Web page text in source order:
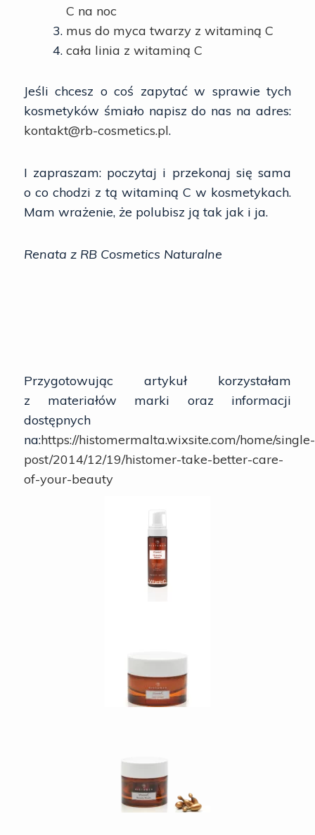
C na noc
mus do myca twarzy z witaminą C
cała linia z witaminą C
Jeśli chcesz o coś zapytać w sprawie tych
kosmetyków śmiało napisz do nas na adres:
kontakt@rb-cosmetics.pl.
I zapraszam: poczytaj i przekonaj się sama
o co chodzi z tą witaminą C w kosmetykach.
Mam wrażenie, że polubisz ją tak jak i ja.
Renata z RB Cosmetics Naturalne
Przygotowując artykuł korzystałam
z materiałów marki oraz informacji
dostępnych
na:https://histomermalta.wixsite.com/home/single-
post/2014/12/19/histomer-take-better-care-
of-your-beauty